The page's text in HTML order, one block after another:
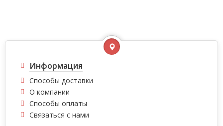
Информация
Способы доставки
О компании
Способы оплаты
Связаться с нами